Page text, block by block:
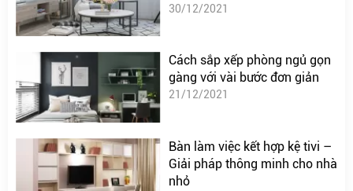
30/12/2021
Cách sắp xếp phòng ngủ gọn
gàng với vài bước đơn giản
21/12/2021
Bàn làm việc kết hợp kệ tivi –
Giải pháp thông minh cho nhà
nhỏ